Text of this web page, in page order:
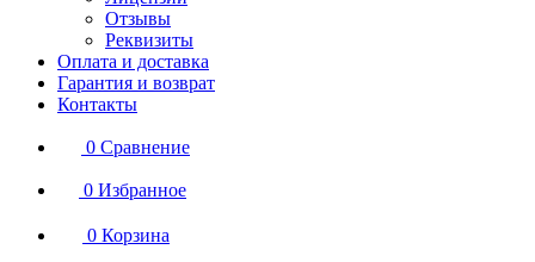
Отзывы
Реквизиты
Оплата и доставка
Гарантия и возврат
Контакты
0 Сравнение
0 Избранное
0 Корзина